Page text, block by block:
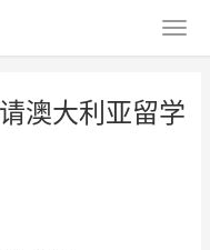
澳大利亚留学